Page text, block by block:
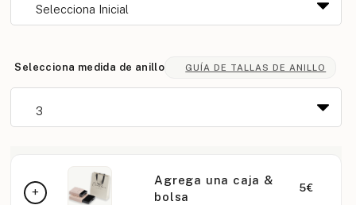
Selecciona medida de anillo GUÍA DE TALLAS DE ANILLO
Agrega una caja &
bolsa
5€